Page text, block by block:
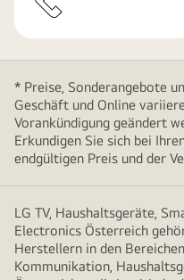
* Preise, Sonderangebote
Geschäft und Online
Vorankündigung geändert
Erkundigen Sie sich bei
endgültigen Preis und der
LG TV, Haushaltsgeräte,
Electronics Österreich
Herstellern in den
Kommunikation,